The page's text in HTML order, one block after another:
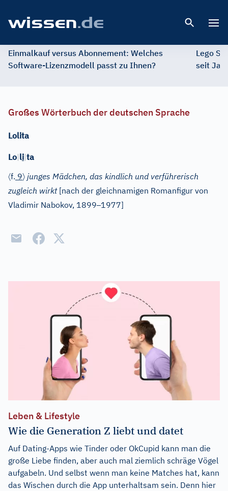
Einmalkauf versus Abonnement: Welches
Software-Lizenzmodell passt zu Ihnen?
Lego
seit
Großes Wörterbuch der deutschen Sprache
Lolita
Lo|li|ta
〈f. 9〉 junges Mädchen, das kindlich und verführerisch
zugleich wirkt[nach der gleichnamigen Romanfigur von
Vladimir Nabokov, 1899–1977]
Leben & Lifestyle
Wie die Generation Z liebt und datet
Auf Dating-Apps wie Tinder oder OkCupid kann man die
große Liebe finden, aber auch mal ziemlich schräge Vögel
aufgabeln. Und selbst wenn man keine Matches hat, kann
das Wischen durch die App unterhaltsam sein. Denn hier